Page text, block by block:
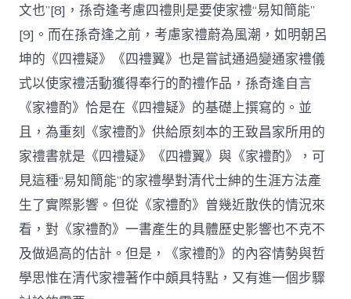
文也”[8]，孫奇逢考慮四禮則是要使家禮“易知簡能”
[9]。而在孫奇逢之前，考慮家禮蔚為風潮，如明朝呂
坤的《四禮疑》《四禮翼》也是嘗試通過變通家禮儀
式以使家禮活動獲得奉行的酌禮作品，孫奇逢自言
《家禮酌》恰是在《四禮疑》的基礎上撰寫的。並
且，為重刻《家禮酌》供給原刻本的王致昌家所用的
家禮書就是《四禮疑》《四禮翼》與《家禮酌》，可
見這種“易知簡能”的家禮學對清代士紳的生涯方法產
生了實際影響。但從《家禮酌》曾幾近散佚的情況來
看，對《家禮酌》一書產生的具體歷史影響也不克不
及做過高的估計。但是，《家禮酌》的內容情勢與哲
學思惟在清代家禮著作中頗具特點，又有進一個步驟